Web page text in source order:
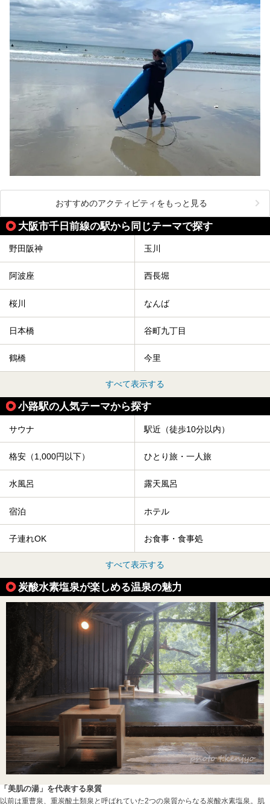
おすすめのアクティビティをもっと見る
大阪市千日前線の駅から同じテーマで探す
野田阪神 玉川
阿波座 西長堀
桜川 なんば
日本橋 谷町九丁目
鶴橋 今里
すべて表示する
小路駅の人気テーマから探す
サウナ 駅近（徒歩10分以内）
格安（1,000円以下） ひとり旅・一人旅
水風呂 露天風呂
宿泊 ホテル
子連れOK お食事・食事処
すべて表示する
炭酸水素塩泉が楽しめる温泉の魅力
「美肌の湯」を代表する泉質
以前は重曹泉、重炭酸土類泉と呼ばれていた2つの泉質からなる炭酸水素塩泉。肌